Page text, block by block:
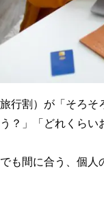
行割）が「そろ
？」「どれくらい
も間に合う、個人